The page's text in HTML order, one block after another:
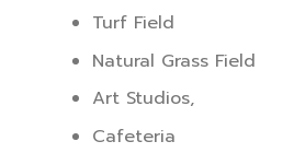
Turf Field
Natural Grass Field
Art Studios,
Cafeteria